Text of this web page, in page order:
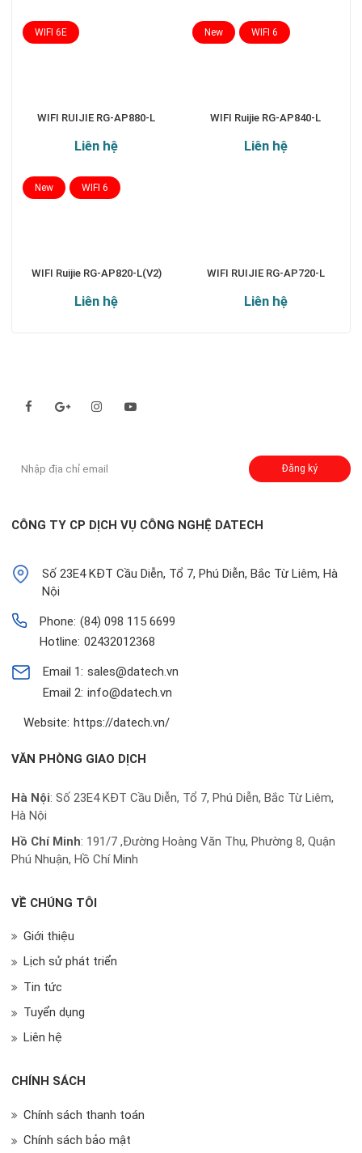
WIFI RUIJIE RG-AP880-L
Liên hệ
WIFI 6E
WIFI Ruijie RG-AP840-L
Liên hệ
New WIFI 6
WIFI Ruijie RG-AP820-L(V2)
Liên hệ
New WIFI 6
WIFI RUIJIE RG-AP720-L
Liên hệ
Đăng ký
CÔNG TY CP DỊCH VỤ CÔNG NGHỆ DATECH
Số 23E4 KĐT Cầu Diễn, Tổ 7, Phú Diễn, Bắc Từ Liêm, Hà
Nội
Phone: (84) 098 115 6699
Hotline: 02432012368
Email 1: sales@datech.vn
Email 2: info@datech.vn
Website: https://datech.vn/
VĂN PHÒNG GIAO DỊCH
Hà Nội: Số 23E4 KĐT Cầu Diễn, Tổ 7, Phú Diễn, Bắc Từ Liêm,
Hà Nội
Hồ Chí Minh: 191/7 ,Đường Hoàng Văn Thụ, Phường 8, Quận
Phú Nhuận, Hồ Chí Minh
VỀ CHÚNG TÔI
Giới thiệu
Lịch sử phát triển
Tin tức
Tuyển dụng
Liên hệ
CHÍNH SÁCH
Chính sách thanh toán
Chính sách bảo mật